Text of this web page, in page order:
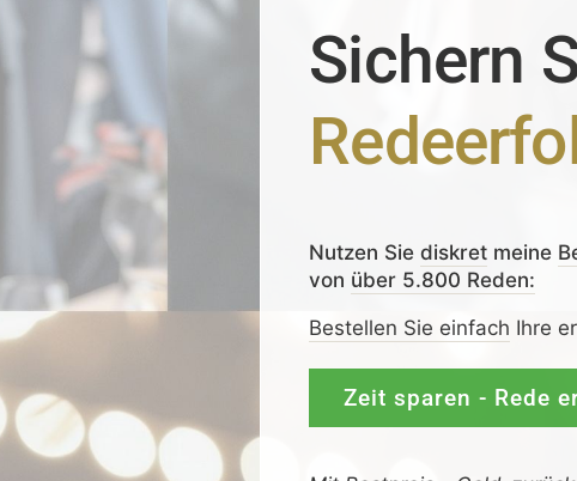
Sichern
Nutzen Siediskret meine
von über 5.800 Reden:
Bestellen Sie einfach Ihre
Zeit sparen - Rede